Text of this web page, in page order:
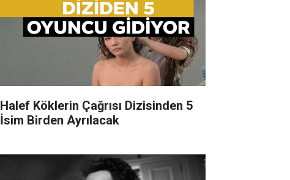
Halef Köklerin Çağrısı Dizisinden 5
İsim Birden Ayrılacak